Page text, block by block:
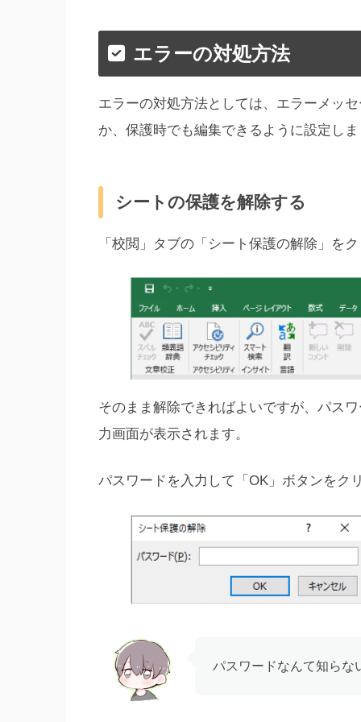
エラーの対処方法
エラーの対処方法としては、エラーメッ
か、保護時でも編集できるように設定し
シートの保護を解除する
「校閲」タブの「シート保護の解除」を
そのまま解除できればよいですが、パス
力画面が表示されます。
パスワードを入力して「OK」ボタンをク
パスワードなんて知らな